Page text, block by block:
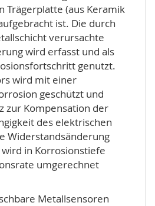
Trägerplatte (aus Keramik
ist. Die durch
verursachte
wird erfasst und als
genutzt.
wird mit einer
geschützt und
zur Kompensation der
des elektrischen
Widerstandsänderung
in Korrosionstiefe
umgerechnet
Metallsensoren